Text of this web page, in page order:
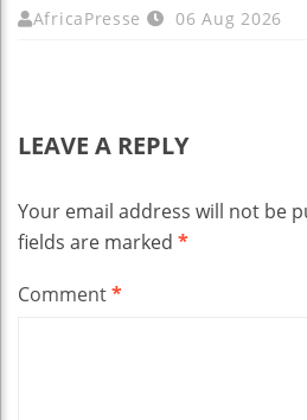
AfricaPresse 06 Aug 2026
LEAVE A REPLY
Your email address will not be
fields are marked *
Comment*